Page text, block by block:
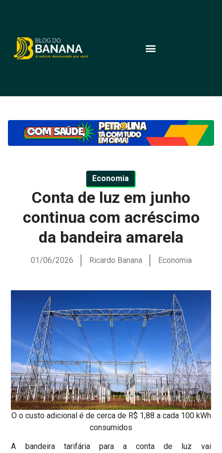
Economia
Conta de luz em junho
continua com acréscimo
da bandeira amarela
01/06/2026 Ricardo Banana Economia
O o custo adicional é de cerca de R$ 1,88 a cada 100 kWh
consumidos
A bandeira tarifária para a conta de luz vai